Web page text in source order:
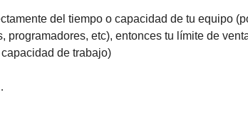
del tiempo o capacidad de tu equipo
programadores, etc), entonces tu límite de
de trabajo)